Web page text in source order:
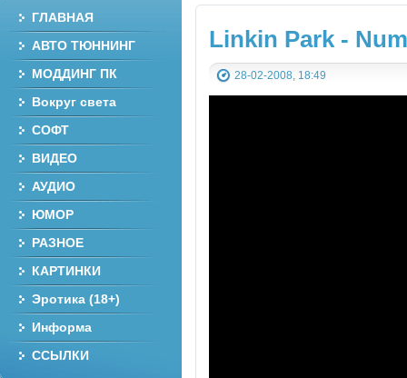
Linkin Park -
28-02-2008, 18:49
ГЛАВНАЯ
АВТО ТЮННИНГ
МОДДИНГ ПК
Вокруг света
СОФТ
ВИДЕО
АУДИО
ЮМОР
РАЗНОЕ
КАРТИНКИ
Эротика (18+)
Информа
ССЫЛКИ